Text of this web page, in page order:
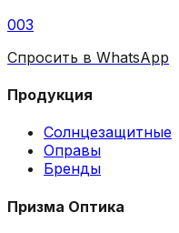
003
Спросить в WhatsApp
Продукция
Солнцезащитные
Оправы
Бренды
Призма Оптика